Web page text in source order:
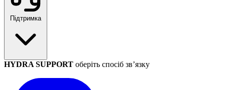
Підтримка
HYDRA SUPPORT оберіть спосіб зв’язку